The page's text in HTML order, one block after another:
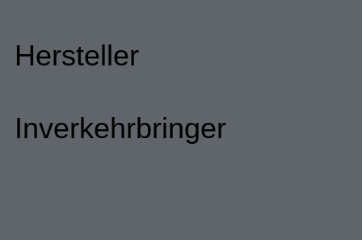
Hersteller
Inverkehrbringer